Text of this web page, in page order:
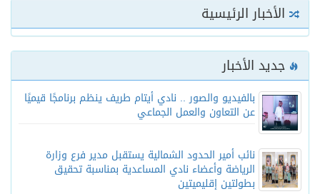
الأخبار الرئيسية
جديد الأخبار
بالفيديو والصور .. نادي أيتام طريف ينظم برنامجًا قيميًا
عن التعاون والعمل الجماعي
نائب أمير الحدود الشمالية يستقبل مدير فرع وزارة
الرياضة وأعضاء نادي المساعدية بمناسبة تحقيق
بطولتين إقليميتين